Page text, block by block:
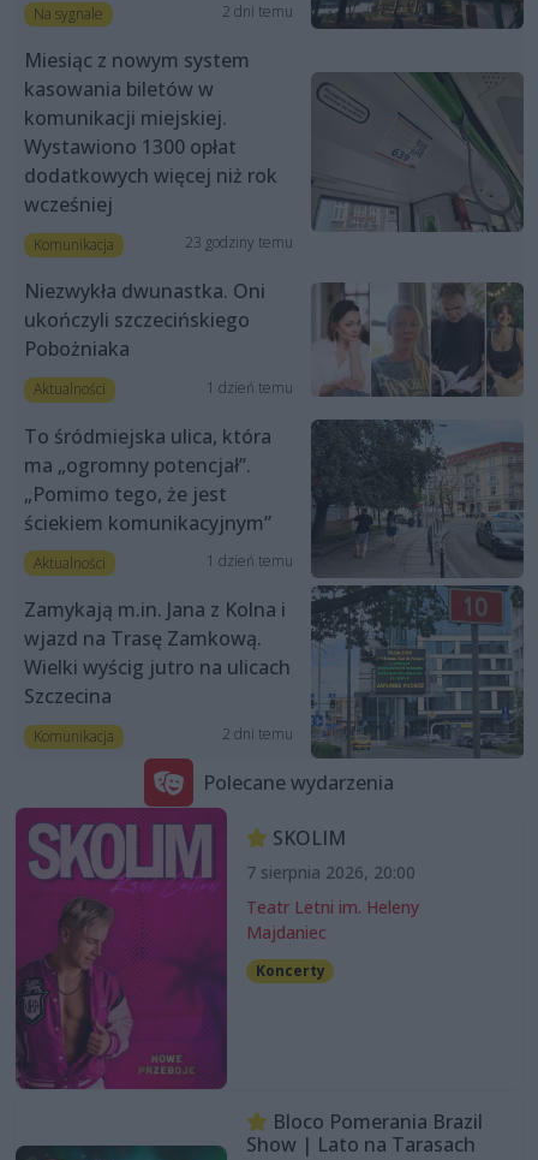
Na sygnale 2 dni temu
Miesiąc z nowym system
kasowania biletów w
komunikacji miejskiej.
Wystawiono 1300 opłat
dodatkowych więcej niż rok
wcześniej
Komunikacja 23 godziny temu
Niezwykła dwunastka. Oni
ukończyli szczecińskiego
Pobożniaka
Aktualności 1 dzień temu
To śródmiejska ulica, która
ma „ogromny potencjał”.
„Pomimo tego, że jest
ściekiem komunikacyjnym”
Aktualności 1 dzień temu
Zamykają m.in. Jana z Kolna i
wjazd na Trasę Zamkową.
Wielki wyścig jutro na ulicach
Szczecina
Komunikacja 2 dni temu
Polecane wydarzenia
SKOLIM
7 sierpnia 2026, 20:00
Teatr Letni im. Heleny
Majdaniec
Koncerty
Bloco Pomerania Brazil
Show | Lato na Tarasach